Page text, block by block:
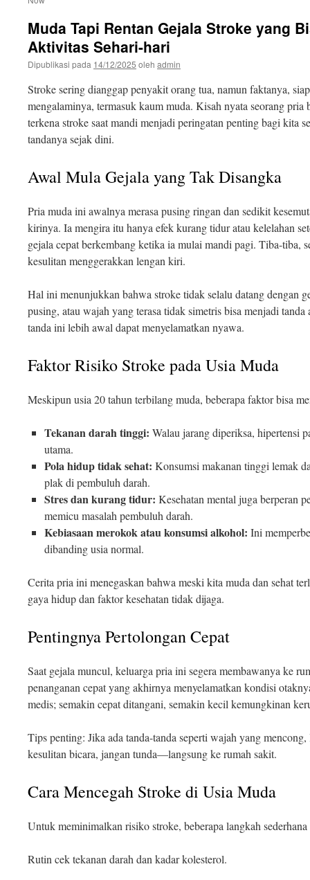
Muda Tapi Rentan Gejala Stroke yang
Aktivitas Sehari-hari
Dipublikasi pada 14/12/2025 oleh admin
Stroke sering dianggap penyakit orang tua, namun faktanya,
mengalaminya, termasuk kaum muda. Kisah nyata seorang pria
terkena stroke saat mandi menjadi peringatan penting bagi kita
tandanya sejak dini.
Awal Mula Gejala yang Tak Disangka
Pria muda ini awalnya merasa pusing ringan dan sedikit
kirinya. Ia mengira itu hanya efek kurang tidur atau kelelahan
gejala cepat berkembang ketika ia mulai mandi pagi. Tiba-tiba,
kesulitan menggerakkan lengan kiri.
Hal ini menunjukkan bahwa stroke tidak selalu datang dengan
pusing, atau wajah yang terasa tidak simetris bisa menjadi
tanda ini lebih awal dapat menyelamatkan nyawa.
Faktor Risiko Stroke pada Usia Muda
Meskipun usia 20 tahun terbilang muda, beberapa faktor bisa
Tekanan darah tinggi: Walau jarang diperiksa, hipertensi
utama.
Pola hidup tidak sehat: Konsumsi makanan tinggi lemak
plak di pembuluh darah.
Stres dan kurang tidur: Kesehatan mental juga berperan
memicu masalah pembuluh darah.
Kebiasaan merokok atau konsumsi alkohol: Ini
dibanding usia normal.
Cerita pria ini menegaskan bahwa meski kita muda dan sehat
gaya hidup dan faktor kesehatan tidak dijaga.
Pentingnya Pertolongan Cepat
Saat gejala muncul, keluarga pria ini segera membawanya ke
penanganan cepat yang akhirnya menyelamatkan kondisi
medis; semakin cepat ditangani, semakin kecil kemungkinan
Tips penting: Jika ada tanda-tanda seperti wajah yang
kesulitan bicara, jangan tunda—langsung ke rumah sakit.
Cara Mencegah Stroke di Usia Muda
Untuk meminimalkan risiko stroke, beberapa langkah
Rutin cek tekanan darah dan kadar kolesterol.